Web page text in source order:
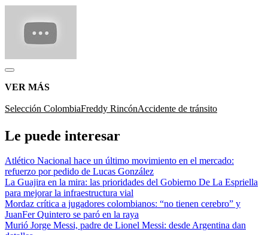
VER MÁS
Selección ColombiaFreddy RincónAccidente de tránsito
Le puede interesar
Atlético Nacional hace un último movimiento en el mercado:
refuerzo por pedido de Lucas González
La Guajira en la mira: las prioridades del Gobierno De La Espriella
para mejorar la infraestructura vial
Mordaz crítica a jugadores colombianos: “no tienen cerebro” y
JuanFer Quintero se paró en la raya
Murió Jorge Messi, padre de Lionel Messi: desde Argentina dan